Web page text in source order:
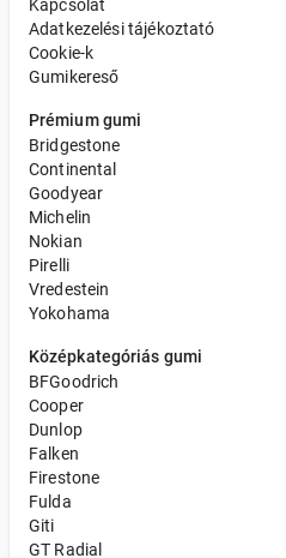
Kapcsolat
Adatkezelési tájékoztató
Cookie-k
Gumikereső
Prémium gumi
Bridgestone
Continental
Goodyear
Michelin
Nokian
Pirelli
Vredestein
Yokohama
Középkategóriás gumi
BFGoodrich
Cooper
Dunlop
Falken
Firestone
Fulda
Giti
GT Radial